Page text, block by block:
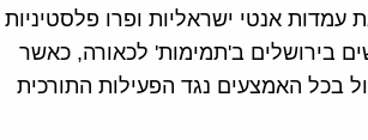
אנטי ישראליות ופרו
בירושלים ב'תמימות' לכאורה, כאשר
בכל האמצעים נגד הפעילות התורכית